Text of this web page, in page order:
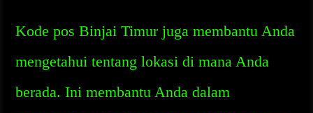
Kode pos Binjai Timur juga membantu Anda
mengetahui tentang lokasi di mana Anda
berada. Ini membantu Anda dalam